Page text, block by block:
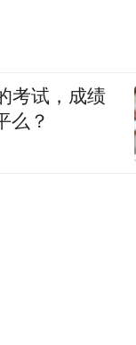
考试，成绩
么？